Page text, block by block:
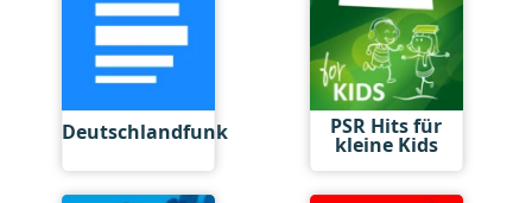
Deutschlandfunk PSR Hits für
kleine Kids